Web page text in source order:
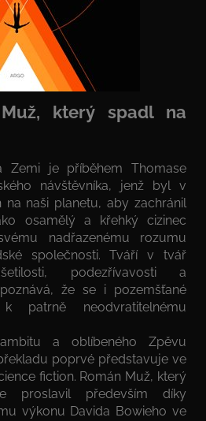
který spadl na
Zemi je příběhem Thomase
návštěvníka, jenž byl v
naši planetu, aby zachránil
osamělý a křehký cizinec
nadřazenému rozumu
společnosti. Tváří v tvář
podezřívavosti a
že se i pozemšťané
neodvratitelnému
a oblíbeného Zpěvu
poprvé představuje ve
fiction. Román Muž, který
proslavil především díky
výkonu Davida Bowieho ve